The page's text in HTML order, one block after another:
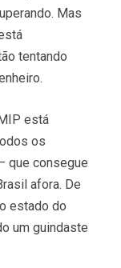
Mas
tentando
está
os
que consegue
afora. De
estado do
um guindaste